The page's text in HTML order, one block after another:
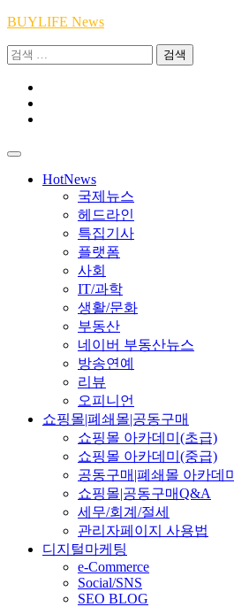
Skip
content
BUYLIFE News
검
HotNews
국제뉴스
헤드라인
특집기사
플랫폼
사회
IT/과학
생활/문화
부동산
네이버 부동산뉴스
방송연예
리뷰
오피니언
쇼핑몰|폐쇄몰|공동구매
쇼핑몰 아카데미(초급)
쇼핑몰 아카데미(중급)
공동구매|폐쇄몰 아카데미
쇼핑몰|공동구매Q&A
세무/회계/절세
관리자페이지 사용법
디지털마케팅
e-Commerce
Social/SNS
SEO BLOG